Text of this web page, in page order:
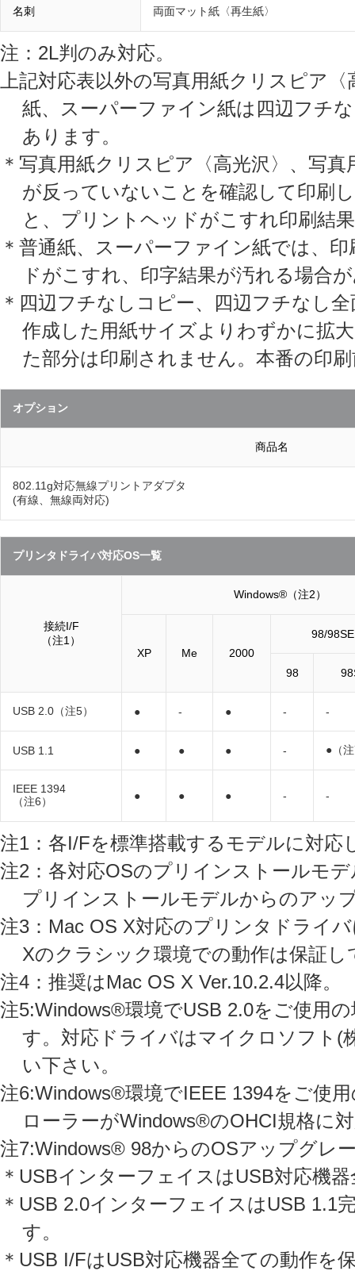
名刺 両面マット紙〈再生紙〉
注：2L判のみ対応。
上記対応表以外の写真用紙クリスピア
紙、スーパーファイン紙は四辺フチ
あります。
＊写真用紙クリスピア〈高光沢〉、写
が反っていないことを確認して印刷
と、プリントヘッドがこすれ印刷結
＊普通紙、スーパーファイン紙では、
ドがこすれ、印字結果が汚れる場合
＊四辺フチなしコピー、四辺フチなし
作成した用紙サイズよりわずかに拡
た部分は印刷されません。本番の印
オプション
商品名
802.11g対応無線プリントアダプタ
(有線、無線両対応)
プリンタドライバ対応OS一覧
接続I/F
（注1）
Windows®（注2）
XP Me 2000
98/98SE
98
USB 2.0（注5） ● - ● - -
USB 1.1 ● ● ● - ●（
IEEE 1394
（注6）
● ● ● - -
注1：各I/Fを標準搭載するモデルに対応
注2：各対応OSのプリインストールモ
プリインストールモデルからのアッ
注3：Mac OS X対応のプリンタドライ
Xのクラシック環境での動作は保証し
注4：推奨はMac OS X Ver.10.2.4以降。
注5:Windows®環境でUSB 2.0をご使用
す。対応ドライバはマイクロソフト(
い下さい。
注6:Windows®環境でIEEE 1394をご使
ローラーがWindows®のOHCI規格に
注7:Windows® 98からのOSアップグレ
＊USBインターフェイスはUSB対応機
＊USB 2.0インターフェイスはUSB 1.1
す。
＊USB I/FはUSB対応機器全ての動作を